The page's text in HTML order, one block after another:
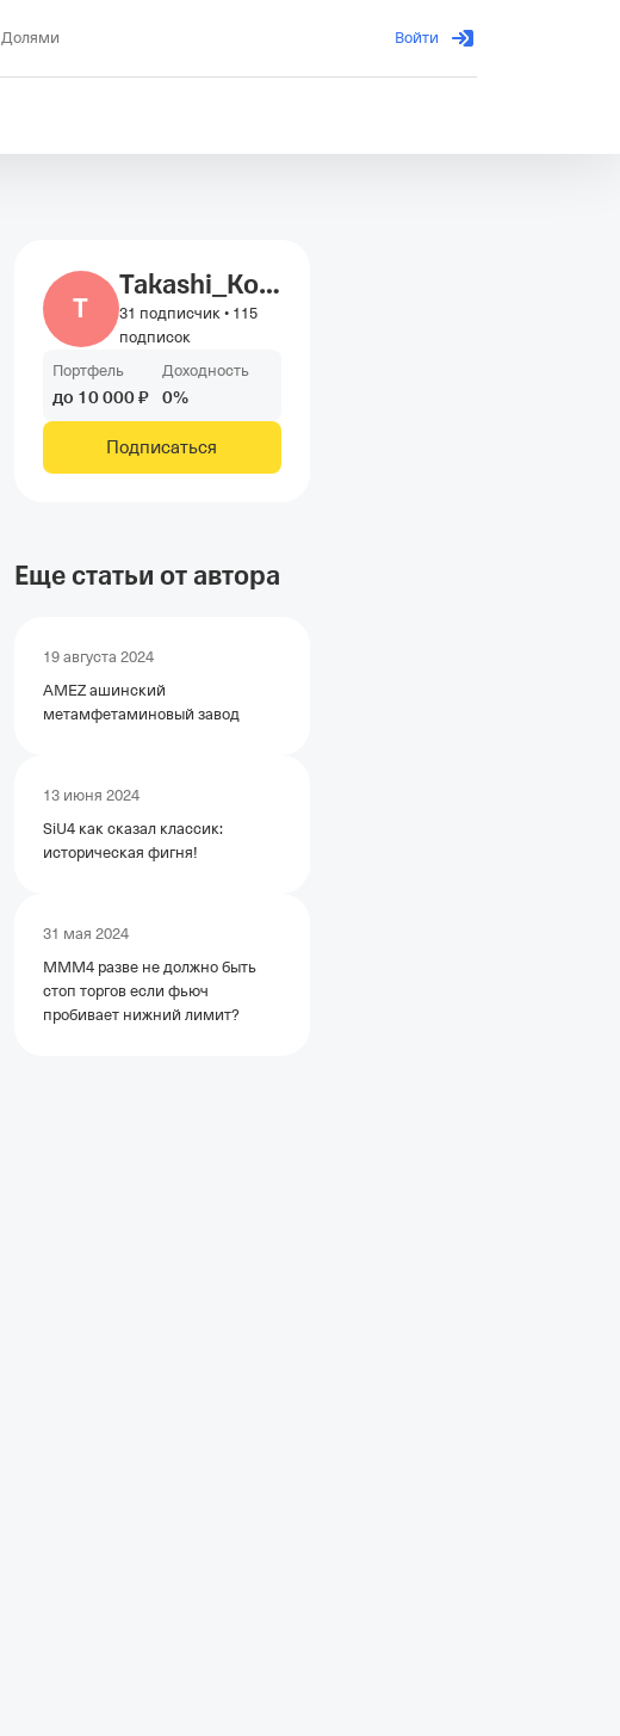
Долями Войти
T
Takashi_Kotegawa
31 подписчик • 115
подписок
Портфель
до 10000₽
Доходность
0%
Подписаться
Еще статьи от автора
19 августа 2024
AMEZ ашинский
метамфетаминовый завод
13 июня 2024
SiU4 как сказал классик:
историческая фигня!
31 мая 2024
MMM4 разве не должно быть
стоп торгов если фьюч
пробивает нижний лимит?